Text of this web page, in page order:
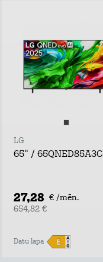
LG
65" / 65QNED85A3C
27,28 € /mēn.
654,82 €
Datu lapa